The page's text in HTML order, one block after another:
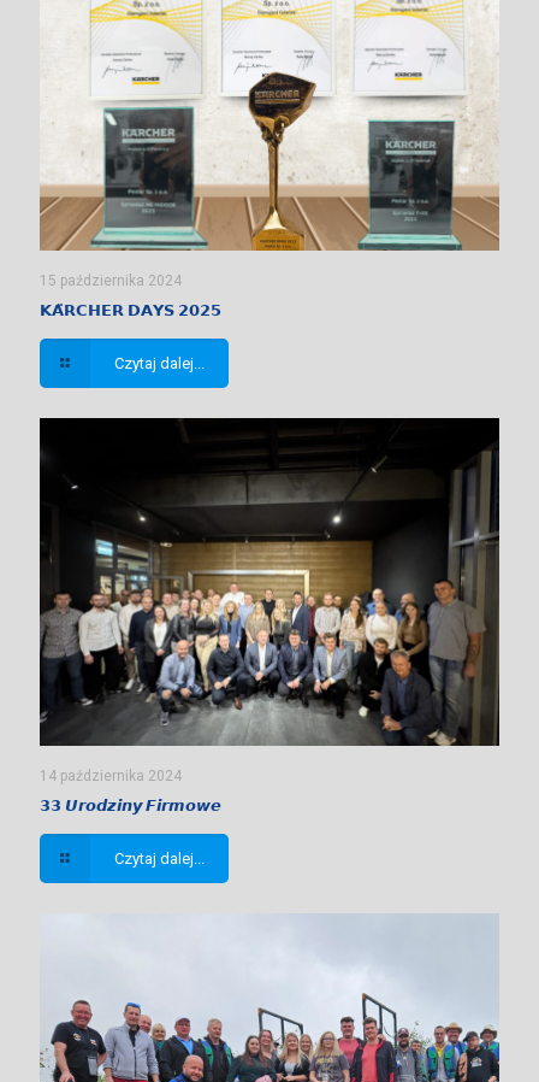
15 października 2024
𝗞𝗔̈𝗥𝗖𝗛𝗘𝗥 𝗗𝗔𝗬𝗦 𝟮𝟬𝟮𝟱
Czytaj dalej...
14 października 2024
𝟯𝟯 𝙐𝙧𝙤𝙙𝙯𝙞𝙣𝙮 𝙁𝙞𝙧𝙢𝙤𝙬𝙚
Czytaj dalej...